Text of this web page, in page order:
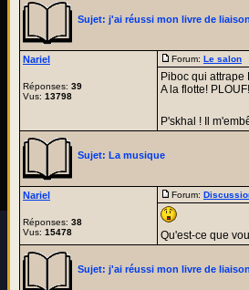
Sujet: j'ai réussi mon livre de liaison
Nariel
Réponses: 39
Vus: 13798
Forum: Le salon
Piboc qui attrape
A la flotte! PLOUF!
P'skhal ! Il
Sujet: La musique
Nariel
Réponses: 38
Vus: 15478
Forum:
Qu'est-ce que
Sujet: j'ai réussi mon livre de liaison